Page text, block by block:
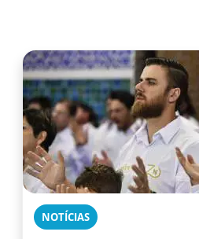
NOTÍCIAS